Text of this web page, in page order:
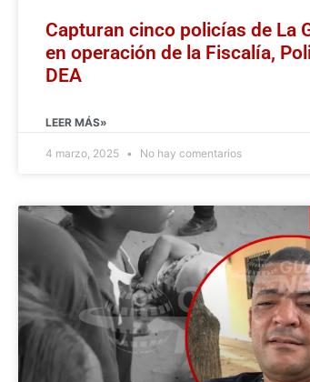
Capturan cinco policías de La
en operación de la Fiscalía,
DEA
LEER MÁS»
4 marzo, 2025 No hay comentarios